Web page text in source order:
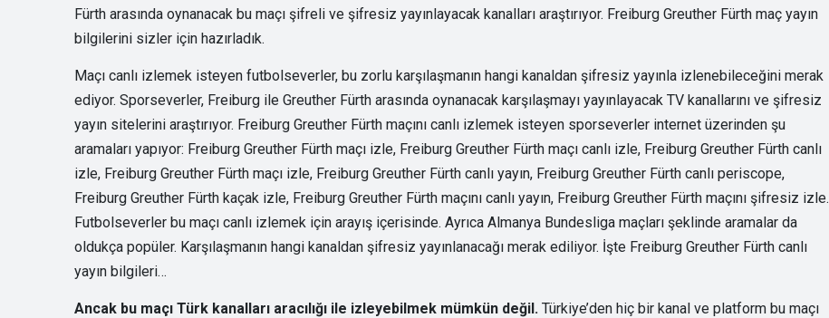
Fürth arasında oynanacak bu maçı şifreli ve şifresiz yayınlayacak kanalları araştırıyor. Freiburg Greuther Fürth maç yayın
bilgilerini sizler için hazırladık.
Maçı canlı izlemek isteyen futbolseverler, bu zorlu karşılaşmanın hangi kanaldan şifresiz yayınla izlenebileceğini merak
ediyor. Sporseverler, Freiburg ile Greuther Fürth arasında oynanacak karşılaşmayı yayınlayacak TV kanallarını ve şifresiz
yayın sitelerini araştırıyor. Freiburg Greuther Fürth maçını canlı izlemek isteyen sporseverler internet üzerinden şu
aramaları yapıyor: Freiburg Greuther Fürth maçı izle, Freiburg Greuther Fürth maçı canlı izle, Freiburg Greuther Fürth canlı
izle, Freiburg Greuther Fürth maçı izle, Freiburg Greuther Fürth canlı yayın, Freiburg Greuther Fürth canlı periscope,
Freiburg Greuther Fürth kaçak izle, Freiburg Greuther Fürth maçını canlı yayın, Freiburg Greuther Fürth maçını şifresiz izle.
Futbolseverler bu maçı canlı izlemek için arayış içerisinde. Ayrıca Almanya Bundesliga maçları şeklinde aramalar da
oldukça popüler. Karşılaşmanın hangi kanaldan şifresiz yayınlanacağı merak ediliyor. İşte Freiburg Greuther Fürth canlı
yayın bilgileri…
Ancak bu maçı Türk kanalları aracılığı ile izleyebilmek mümkün değil. Türkiye’den hiç bir kanal ve platform bu maçı